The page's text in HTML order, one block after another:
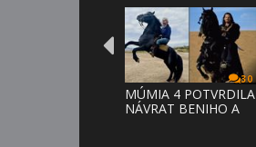
30
MÚMIA 4 POTVRDILA
NÁVRAT BENIHO A